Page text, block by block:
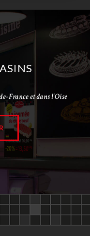
France et dans l'Oise